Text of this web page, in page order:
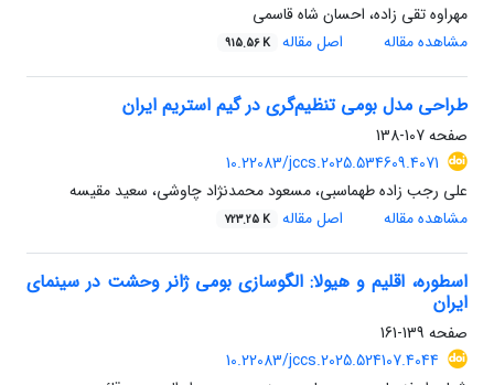
مهراوه تقی زاده، احسان شاه قاسمی
مشاهده مقاله
اصل مقاله 915.56 K
طراحی مدل بومی تنظیم‌گری در گیم ‌استریم ایران
صفحه107-138
10.22083/jccs.2025.534609.4071
علی رجب زاده طهماسبی، مسعود محمدنژاد چاوشی، سعید مقیسه
مشاهده مقاله
اصل مقاله 723.25 K
اسطوره، اقلیم و هیولا: الگوسازی بومی ژانر وحشت در سینمای
ایران
صفحه 139-161
10.22083/jccs.2025.524107.4044